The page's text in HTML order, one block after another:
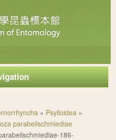
» Psylloidea »
parabeilschmiediae
186-